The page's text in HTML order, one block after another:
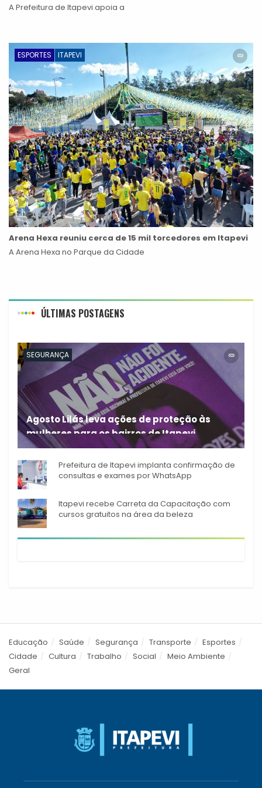
A Prefeitura de Itapevi apoia a
ESPORTES ITAPEVI
Arena Hexa reuniu cerca de 15 mil torcedores em Itapevi
A Arena Hexa no Parque da Cidade
ÚLTIMAS POSTAGENS
SEGURANÇA
Agosto Lilás leva ações de proteção às
mulheres para os bairros de Itapevi
Durante o mês de agosto,
Prefeitura de Itapevi implanta confirmação de
consultas e exames por WhatsApp
Itapevi recebe Carreta da Capacitação com
cursos gratuitos na área da beleza
Educação Saúde Segurança Transporte
Esportes
Cidade
Cultura Trabalho Social
Meio Ambiente
Geral